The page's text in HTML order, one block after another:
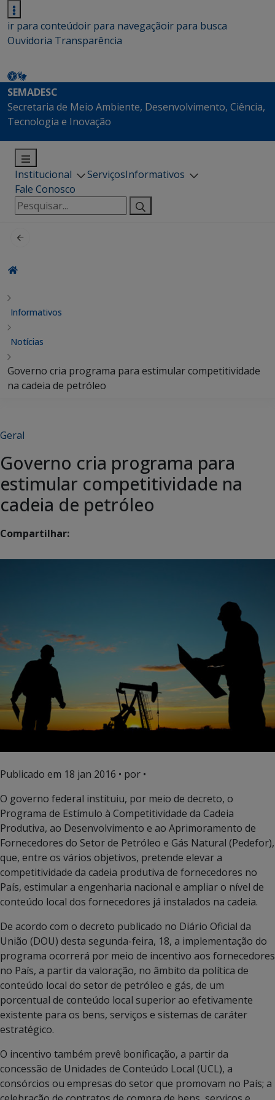
ir para conteúdoir para navegaçãoir para busca
Ouvidoria Transparência
SEMADESC
Secretaria de Meio Ambiente, Desenvolvimento, Ciência,
Tecnologia e Inovação
Institucional ServiçosInformativos
Fale Conosco
Pesquisar
por:
Informativos
Notícias
Governo cria programa para estimular competitividade
na cadeia de petróleo
Geral
Governo cria programa para
estimular competitividade na
cadeia de petróleo
Compartilhar:
Publicado em 18 jan 2016 • por •
O governo federal instituiu, por meio de decreto, o
Programa de Estímulo à Competitividade da Cadeia
Produtiva, ao Desenvolvimento e ao Aprimoramento de
Fornecedores do Setor de Petróleo e Gás Natural (Pedefor),
que, entre os vários objetivos, pretende elevar a
competitividade da cadeia produtiva de fornecedores no
País, estimular a engenharia nacional e ampliar o nível de
conteúdo local dos fornecedores já instalados na cadeia.
De acordo com o decreto publicado no Diário Oficial da
União (DOU) desta segunda-feira, 18, a implementação do
programa ocorrerá por meio de incentivo aos fornecedores
no País, a partir da valoração, no âmbito da política de
conteúdo local do setor de petróleo e gás, de um
porcentual de conteúdo local superior ao efetivamente
existente para os bens, serviços e sistemas de caráter
estratégico.
O incentivo também prevê bonificação, a partir da
concessão de Unidades de Conteúdo Local (UCL), a
consórcios ou empresas do setor que promovam no País; a